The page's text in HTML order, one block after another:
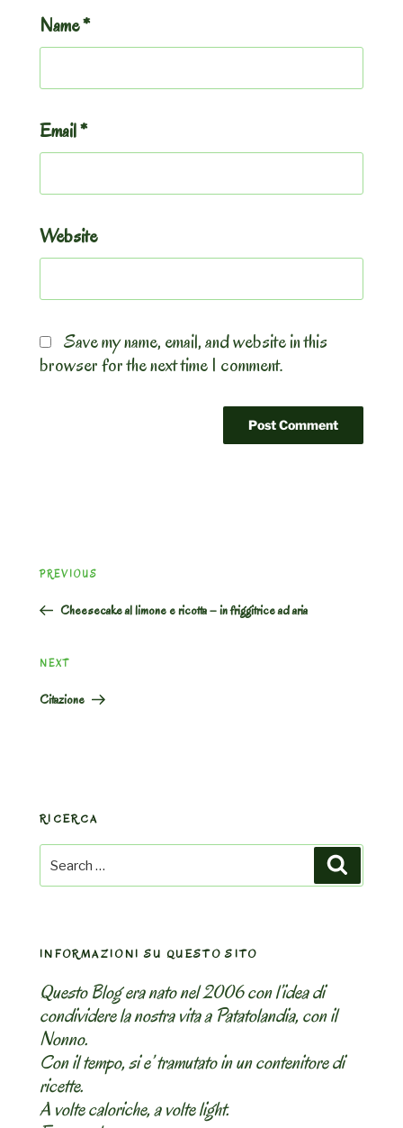
Name*
Email*
Website
Save my name, email, and website in this
browser for the next time I comment.
navigation
Previous
PREVIOUS
Cheesecake al limone e ricotta – in friggitrice ad aria
Next
NEXT
Citazione
RICERCA
Search
for:
INFORMAZIONI SU QUESTO SITO
Questo Blog era nato nel 2006 con l’idea di
condividere la nostra vita a Patatolandia, con il
Nonno.
Con il tempo, si e’ tramutato in un contenitore di
ricette.
A volte caloriche, a volte light.